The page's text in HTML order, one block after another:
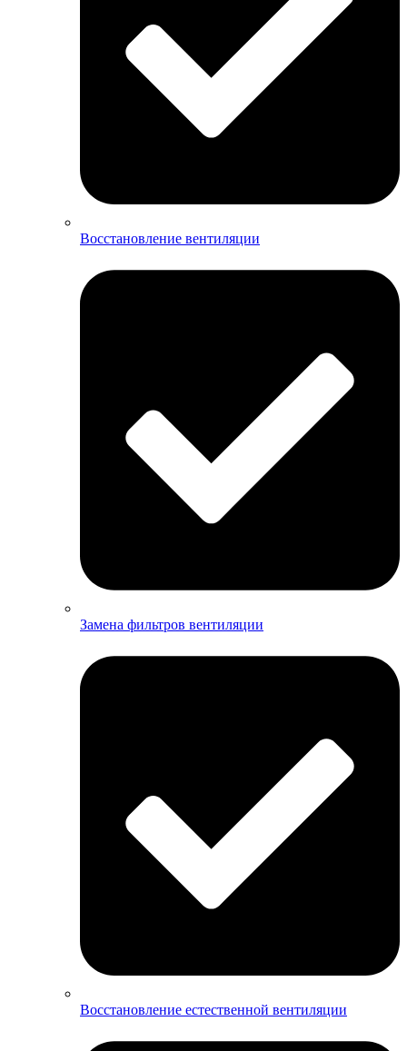
Восстановление вентиляции
Замена фильтров вентиляции
Восстановление естественной вентиляции